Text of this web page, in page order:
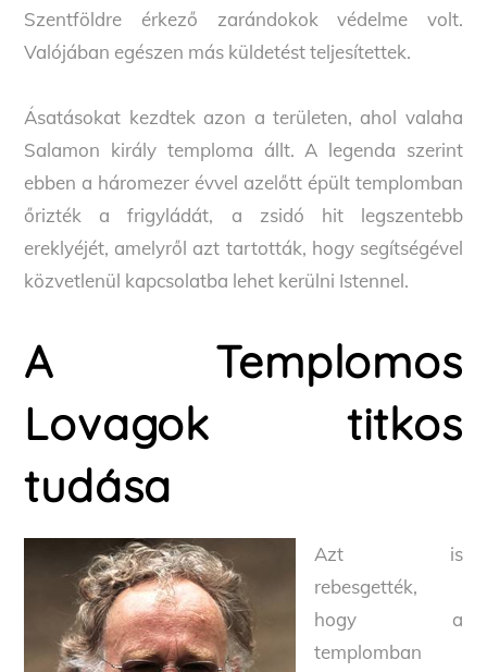
Szentföldre érkező zarándokok védelme volt.
Valójában egészen más küldetést teljesítettek.
Ásatásokat kezdtek azon a területen, ahol valaha
Salamon király temploma állt. A legenda szerint
ebben a háromezer évvel azelőtt épült templomban
őrizték a frigyládát, a zsidó hit legszentebb
ereklyéjét, amelyről azt tartották, hogy segítségével
közvetlenül kapcsolatba lehet kerülni Istennel.
A Templomos
Lovagok titkos
tudása
Azt is
rebesgették,
hogy a
templomban